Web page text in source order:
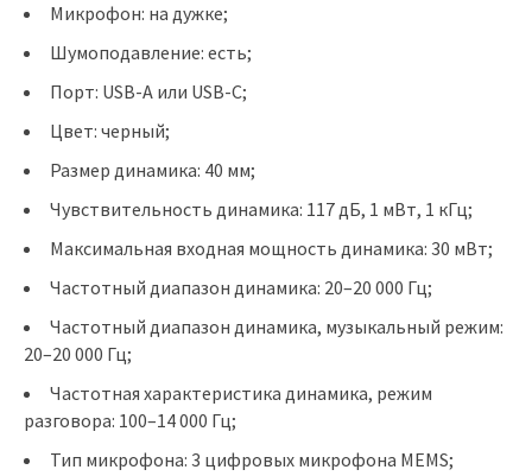
Микрофон: на дужке;
Шумоподавление: есть;
Порт: USB-A или USB-C;
Цвет: черный;
Размер динамика: 40 мм;
Чувствительность динамика: 117 дБ, 1 мВт, 1 кГц;
Максимальная входная мощность динамика: 30 мВт;
Частотный диапазон динамика: 20–20 000 Гц;
Частотный диапазон динамика, музыкальный режим:
20–20 000 Гц;
Частотная характеристика динамика, режим
разговора: 100–14 000 Гц;
Тип микрофона: 3 цифровых микрофона MEMS;